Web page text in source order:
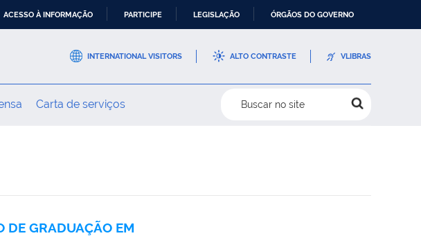
ACESSO À INFORMAÇÃO PARTICIPE LEGISLAÇÃO ÓRGÃOS DO GOVERNO
INTERNATIONAL VISITORS ALTO CONTRASTE VLIBRAS
Carta de serviços Buscar no site
DE GRADUAÇÃO EM